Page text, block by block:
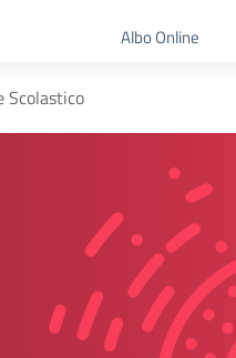
Albo Online
Scolastico